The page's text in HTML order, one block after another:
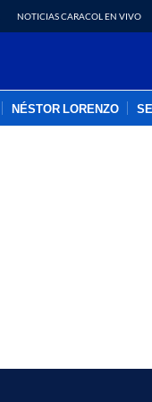
NOTICIAS CARACOL EN VIVO
NÉSTOR LORENZO